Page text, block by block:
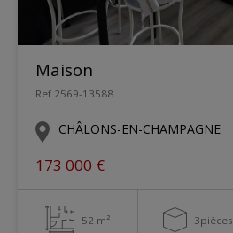
Maison
Ref 2569-13588
CHÂLONS-EN-CHAMPAGNE
173 000 €
52 m² 3pièces